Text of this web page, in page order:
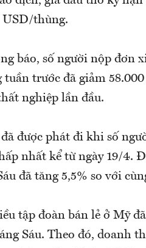
USD/thùng.
báo, số người nộp đơn
trước đã giảm
nghiệp lần đầu.
được phát đi khi số
nhất kể từ ngày 19/4.
đã tăng 5,5% so với
tập đoàn bán lẻ ở Mỹ
Sáu. Theo đó, doanh